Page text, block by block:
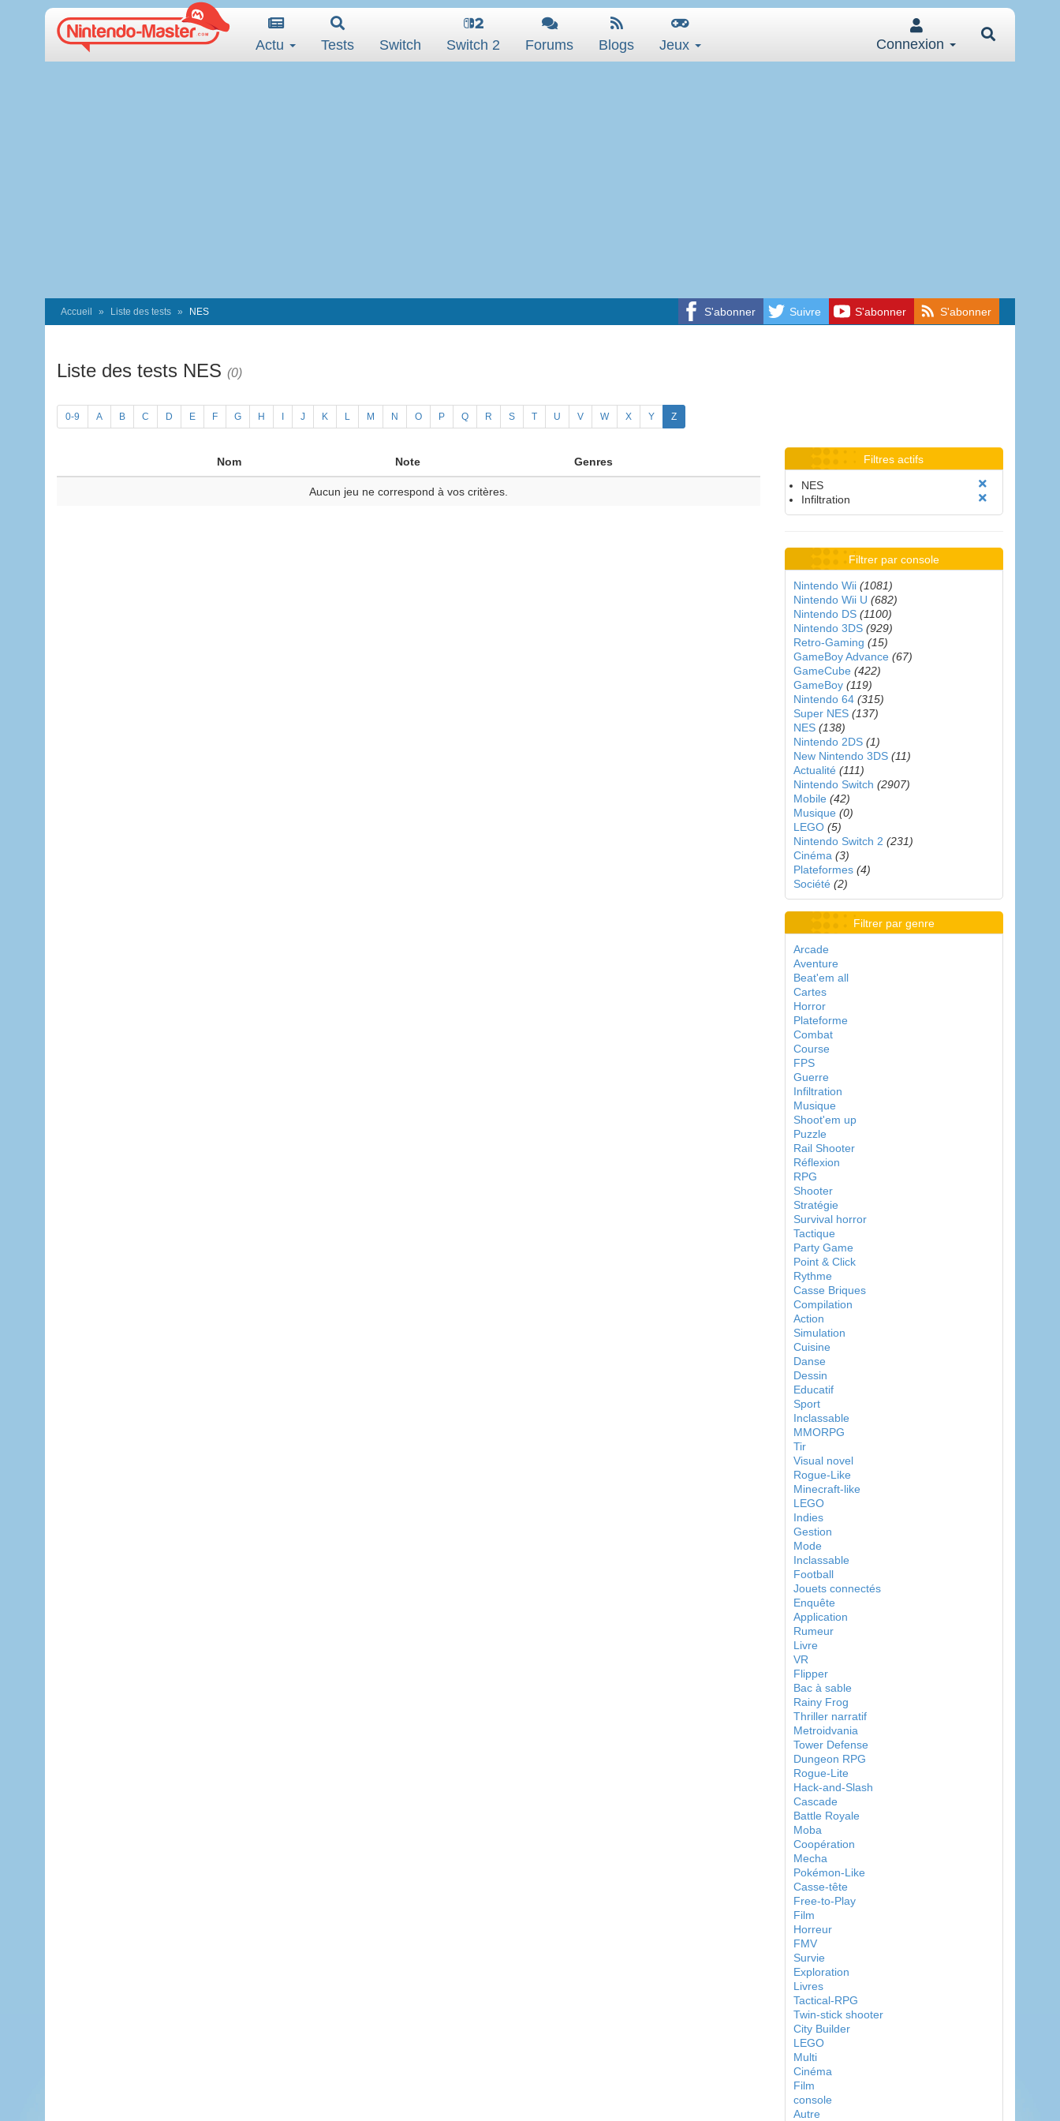
Actu Tests Switch Switch 2 Forums Blogs Jeux Connexion
S'abonner Suivre S'abonner S'abonner
Accueil Liste des tests NES
Liste des tests NES (0)
0-9 A B C D E F G H J K L M N O P Q R S T U V W X Y Z
Nom Note Genres
Aucun jeu ne correspond à vos critères.
Filtres actifs
NES
Infiltration
Filtrer par console
Nintendo Wii (1081)
Nintendo Wii U (682)
Nintendo DS (1100)
Nintendo 3DS (929)
Retro-Gaming (15)
GameBoy Advance (67)
GameCube (422)
GameBoy (119)
Nintendo 64 (315)
Super NES (137)
NES (138)
Nintendo 2DS (1)
New Nintendo 3DS (11)
Actualité (111)
Nintendo Switch (2907)
Mobile (42)
Musique (0)
LEGO (5)
Nintendo Switch 2 (231)
Cinéma (3)
Plateformes (4)
Société (2)
Filtrer par genre
Arcade
Aventure
Beat'em all
Cartes
Horror
Plateforme
Combat
Course
FPS
Guerre
Infiltration
Musique
Shoot'em up
Puzzle
Rail Shooter
Réflexion
RPG
Shooter
Stratégie
Survival horror
Tactique
Party Game
Point & Click
Rythme
Casse Briques
Compilation
Action
Simulation
Cuisine
Danse
Dessin
Educatif
Sport
Inclassable
MMORPG
Tir
Visual novel
Rogue-Like
Minecraft-like
LEGO
Indies
Gestion
Mode
Inclassable
Football
Jouets connectés
Enquête
Application
Rumeur
Livre
VR
Flipper
Bac à sable
Rainy Frog
Thriller narratif
Metroidvania
Tower Defense
Dungeon RPG
Rogue-Lite
Hack-and-Slash
Cascade
Battle Royale
Moba
Coopération
Mecha
Pokémon-Like
Casse-tête
Free-to-Play
Film
Horreur
FMV
Survie
Exploration
Livres
Tactical-RPG
Twin-stick shooter
City Builder
LEGO
Multi
Cinéma
Film
console
Autre